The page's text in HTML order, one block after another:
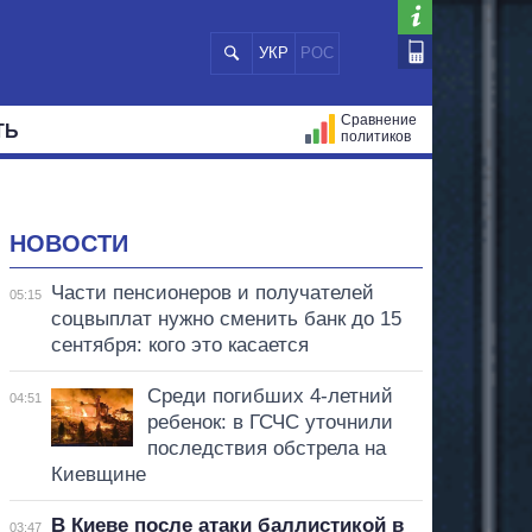
УКР РОС
Сравнение
политиков
НОВОСТИ
05:15
Части пенсионеров и получателей
соцвыплат нужно сменить банк до 15
сентября: кого это касается
04:51
Среди погибших 4-летний
ребенок: в ГСЧС уточнили
последствия обстрела на
Киевщине
03:47
В Киеве после атаки баллистикой в